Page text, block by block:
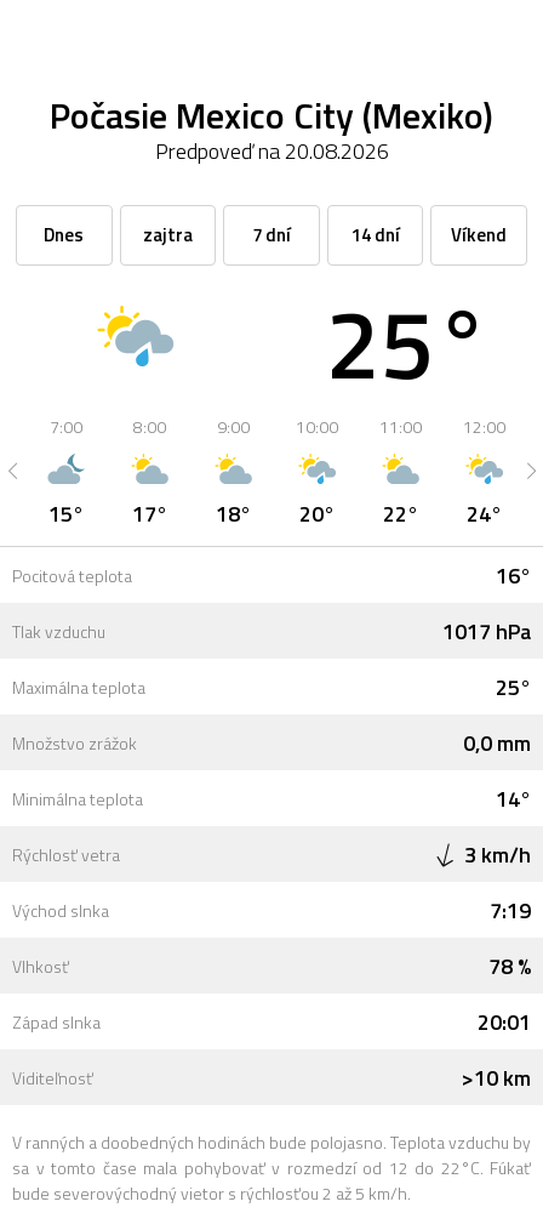
Počasie Mexico City (Mexiko)
Predpoveď na 20.08.2026
Dnes zajtra 7 dní 14 dní Víkend
25°
7:00
15°
8:00
17°
9:00
18°
10:00
20°
11:00
22°
12:00
24°
Pocitová teplota 16°
Tlak vzduchu 1017 hPa
Maximálna teplota 25°
Množstvo zrážok 0,0 mm
Minimálna teplota 14°
Rýchlosť vetra 3 km/h
Východ slnka 7:19
Vlhkosť 78 %
Západ slnka 20:01
Viditeľnosť >10 km
V ranných a doobedných hodinách bude polojasno. Teplota vzduchu by
sa v tomto čase mala pohybovať v rozmedzí od 12 do 22°C. Fúkať
bude severovýchodný vietor s rýchlosťou 2 až 5 km/h.